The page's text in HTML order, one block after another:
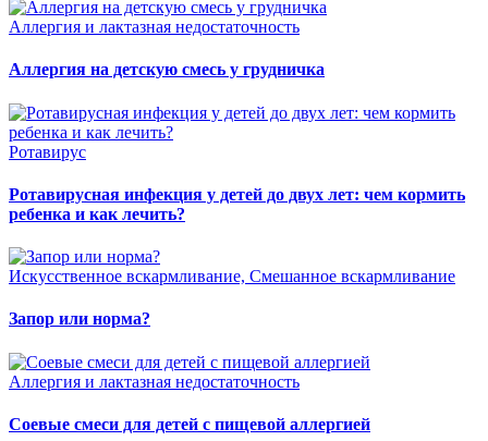
Аллергия и лактазная недостаточность
Аллергия на детскую смесь у грудничка
Ротавирус
Ротавирусная инфекция у детей до двух лет: чем кормить
ребенка и как лечить?
Искусственное вскармливание, Смешанное вскармливание
Запор или норма?
Аллергия и лактазная недостаточность
Соевые смеси для детей с пищевой аллергией